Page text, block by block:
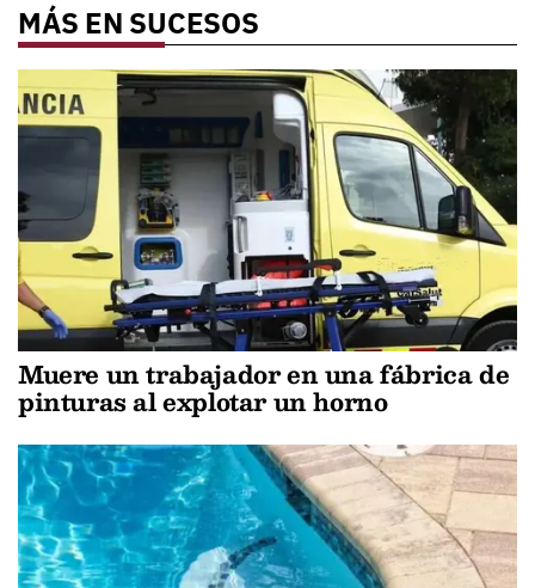
MÁS EN SUCESOS
Muere un trabajador en una fábrica de
pinturas al explotar un horno